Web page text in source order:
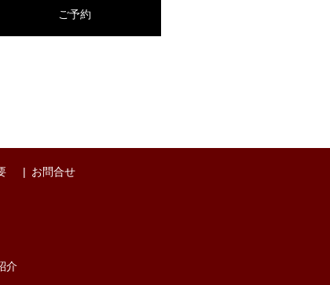
ご予約
介
お問合せ